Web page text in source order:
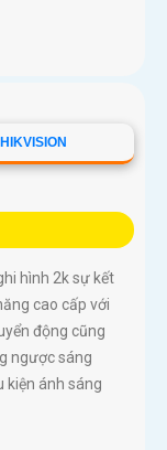
hình 2k sự kết
cao cấp với
động cũng
ngược sáng
kiện ánh sáng